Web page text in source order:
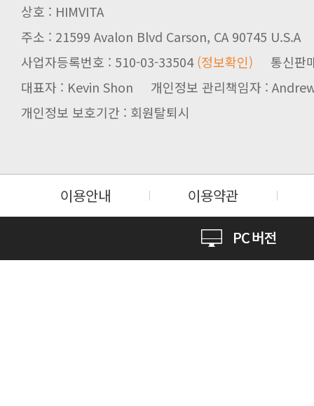
상호 : HIMVITA
주소 : 21599 Avalon Blvd Carson, CA 90745 U.S.A
사업자등록번호 : 510-03-33504(정보확인) 통신판
대표자 : Kevin Shon 개인정보 관리책임자 :
개인정보 보호기간 : 회원탈퇴시
이용안내 이용약관